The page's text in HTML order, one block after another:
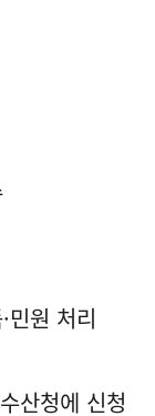
민원 처리
산청에 신청